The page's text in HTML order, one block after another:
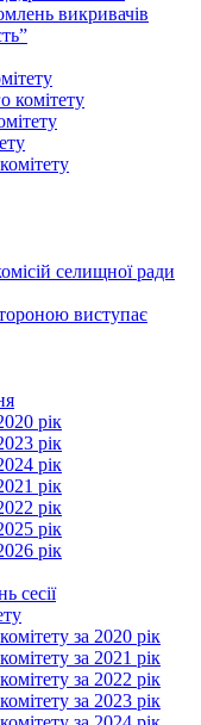
викривачів
комітету
селищної ради
виступає
рік
рік
рік
рік
рік
рік
рік
сесії
за 2020 рік
за 2021 рік
за 2022 рік
за 2023 рік